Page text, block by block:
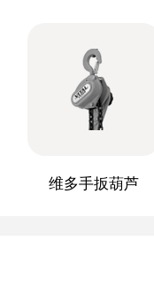
维多手扳葫芦